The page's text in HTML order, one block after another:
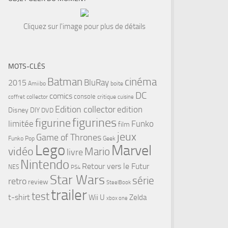
Cliquez sur l'image pour plus de détails
MOTS-CLÉS
2015 Amiibo Batman BluRay boite cinéma
coffret collector comics console critique cuisine DC
Disney DIY DVD Edition collector edition
limitée figurinefigurines film Funko
Funko Pop Game of Thrones Geek jeux
vidéo Lego livre Mario Marvel
NES Nintendo PS4 Retour vers le Futur
retro review Star Wars SteelBook série
t-shirttesttrailerWii U xbox one Zelda